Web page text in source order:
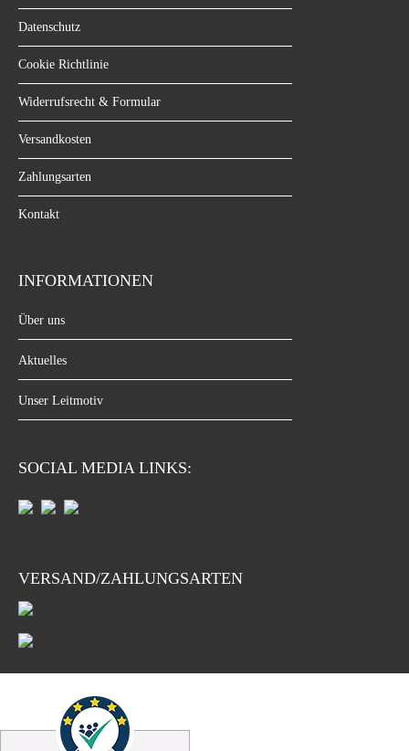
Datenschutz
Cookie Richtlinie
Widerrufsrecht & Formular
Versandkosten
Zahlungsarten
Kontakt
INFORMATIONEN
Über uns
Aktuelles
Unser Leitmotiv
SOCIAL MEDIA LINKS:
VERSAND/ZAHLUNGSARTEN